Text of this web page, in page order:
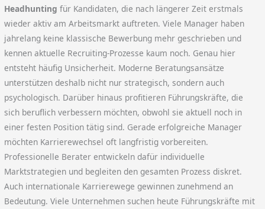
Headhunting für Kandidaten, die nach längerer Zeit erstmals
wieder aktiv am Arbeitsmarkt auftreten. Viele Manager haben
jahrelang keine klassische Bewerbung mehr geschrieben und
kennen aktuelle Recruiting-Prozesse kaum noch. Genau hier
entsteht häufig Unsicherheit. Moderne Beratungsansätze
unterstützen deshalb nicht nur strategisch, sondern auch
psychologisch. Darüber hinaus profitieren Führungskräfte, die
sich beruflich verbessern möchten, obwohl sie aktuell noch in
einer festen Position tätig sind. Gerade erfolgreiche Manager
möchten Karrierewechsel oft langfristig vorbereiten.
Professionelle Berater entwickeln dafür individuelle
Marktstrategien und begleiten den gesamten Prozess diskret.
Auch internationale Karrierewege gewinnen zunehmend an
Bedeutung. Viele Unternehmen suchen heute Führungskräfte mit